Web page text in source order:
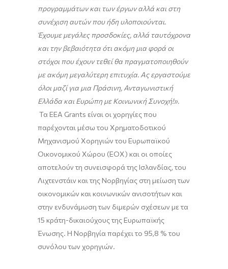
προγραμμάτων και των έργων αλλά και στη
συνέχιση αυτών που ήδη υλοποιούνται.
Έχουμε μεγάλες προσδοκίες, αλλά ταυτόχρονα
και την βεβαιότητα ότι ακόμη μια φορά οι
στόχοι που έχουν τεθεί θα πραγματοποιηθούν
με ακόμη μεγαλύτερη επιτυχία. Ας εργαστούμε
όλοι μαζί για μια Πράσινη, Ανταγωνιστική
Ελλάδα και Ευρώπη με Κοινωνική Συνοχή!».
Τα EEA Grants είναι οι χορηγίες που
παρέχονται μέσω του Χρηματοδοτικού
Μηχανισμού Χορηγιών του Ευρωπαϊκού
Οικονομικού Χώρου (ΕΟΧ) και οι οποίες
αποτελούν τη συνεισφορά της Ισλανδίας, του
Λιχτενστάιν και της Νορβηγίας στη μείωση των
οικονομικών και κοινωνικών ανισοτήτων και
στην ενδυνάμωση των διμερών σχέσεων με τα
15 κράτη-δικαιούχους της Ευρωπαϊκής
Ένωσης. Η Νορβηγία παρέχει το 95,8 % του
συνόλου των χορηγιών.